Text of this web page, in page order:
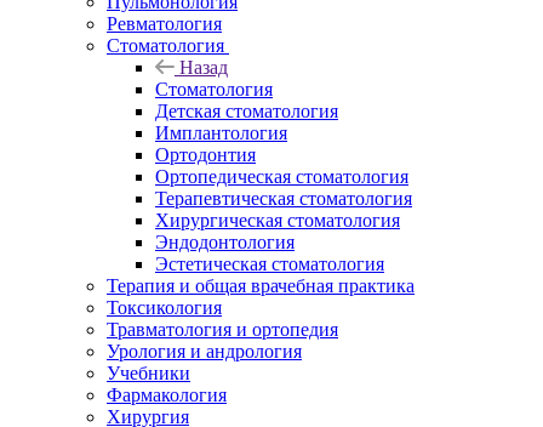
Ревматология
Стоматология
Назад
Стоматология
Детская стоматология
Имплантология
Ортодонтия
Ортопедическая стоматология
Терапевтическая стоматология
Хирургическая стоматология
Эндодонтология
Эстетическая стоматология
Терапия и общая врачебная практика
Токсикология
Травматология и ортопедия
Урология и андрология
Учебники
Фармакология
Хирургия